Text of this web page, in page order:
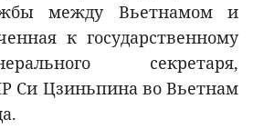
между Вьетнамом и
к государственному
секретаря,
Си Цзиньпина во Вьетнам